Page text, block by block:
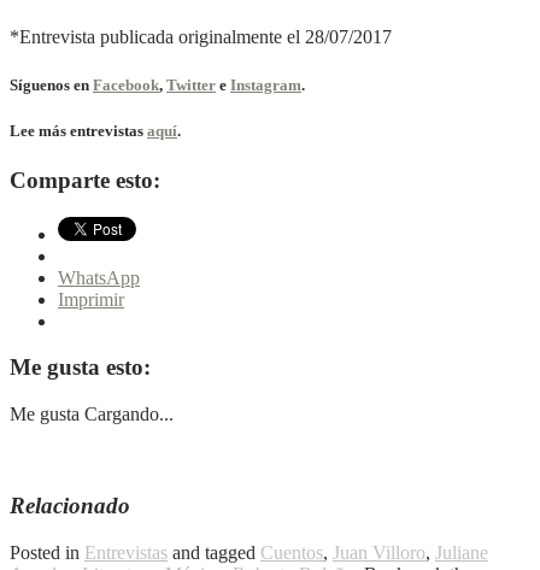
*Entrevista publicada originalmente el 28/07/2017
Síguenos en Facebook, Twitter e Instagram.
Lee más entrevistas aquí.
Comparte esto:
WhatsApp
Imprimir
Me gusta esto:
Me gusta Cargando...
Relacionado
Posted in Entrevistas and tagged Cuentos, Juan Villoro, Juliane